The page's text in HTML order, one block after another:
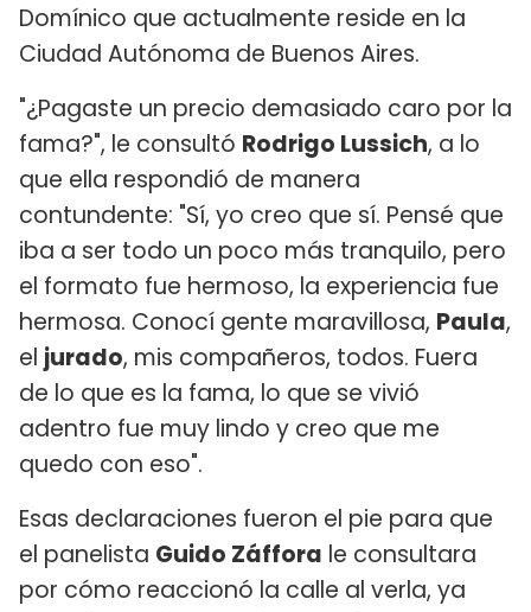
Domínico que actualmente reside en la
Ciudad Autónoma de Buenos Aires.
"¿Pagaste un precio demasiado caro por la
fama?", le consultó Rodrigo Lussich, a lo
que ella respondió de manera
contundente: "Sí, yo creo que sí. Pensé que
iba a ser todo un poco más tranquilo, pero
el formato fue hermoso, la experiencia fue
hermosa. Conocí gente maravillosa, Paula,
el jurado, mis compañeros, todos. Fuera
de lo que es la fama, lo que se vivió
adentro fue muy lindo y creo que me
quedo con eso".
Esas declaraciones fueron el pie para que
el panelista Guido Záffora le consultara
por cómo reaccionó la calle al verla, ya